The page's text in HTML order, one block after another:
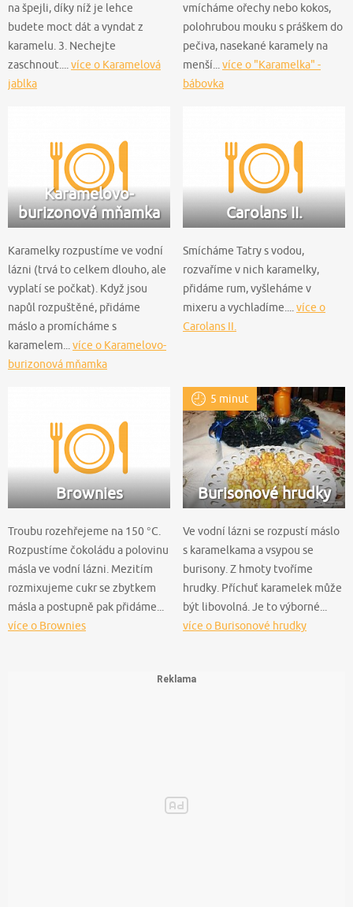
na špejli, díky níž je lehce
budete moct dát a vyndat z
karamelu. 3. Nechejte
zaschnout.... více o Karamelová
jablka
vmícháme ořechy nebo kokos,
polohrubou mouku s práškem do
pečiva, nasekané karamely na
menší... více o "Karamelka" -
bábovka
Karamelovo-
burizonová mňamka
Karamelky rozpustíme ve vodní
lázni (trvá to celkem dlouho, ale
vyplatí se počkat). Když jsou
napůl rozpuštěné, přidáme
máslo a promícháme s
karamelem... více o Karamelovo-
burizonová mňamka
Carolans II.
Smícháme Tatry s vodou,
rozvaříme v nich karamelky,
přidáme rum, vyšleháme v
mixeru a vychladíme.... více o
Carolans II.
Brownies
Troubu rozehřejeme na 150 °C.
Rozpustíme čokoládu a polovinu
másla ve vodní lázni. Mezitím
rozmixujeme cukr se zbytkem
másla a postupně pak přidáme...
více o Brownies
5 minut
Burisonové hrudky
Ve vodní lázni se rozpustí máslo
s karamelkama a vsypou se
burisony. Z hmoty tvoříme
hrudky. Příchuť karamelek může
být libovolná. Je to výborné...
více o Burisonové hrudky